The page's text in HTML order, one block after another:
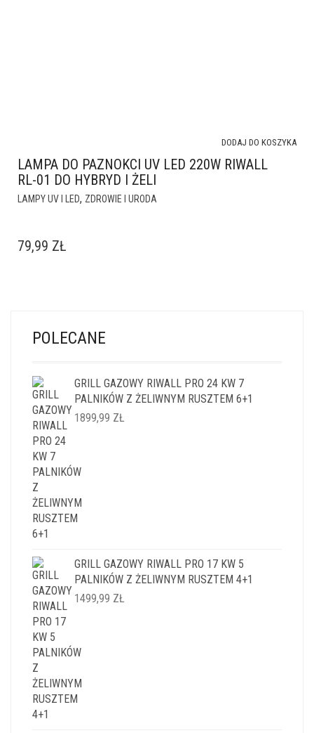
LAMPA DO PAZNOKCI UV LED 220W RIWALL
RL-01 DO HYBRYD I ŻELI
LAMPY UV I LED, ZDROWIE I URODA
DODAJ DO KOSZYKA
79,99 ZŁ
POLECANE
GRILL GAZOWY RIWALL PRO 24 KW 7
PALNIKÓW Z ŻELIWNYM RUSZTEM 6+1
1899,99 ZŁ
GRILL GAZOWY RIWALL PRO 17 KW 5
PALNIKÓW Z ŻELIWNYM RUSZTEM 4+1
1499,99 ZŁ